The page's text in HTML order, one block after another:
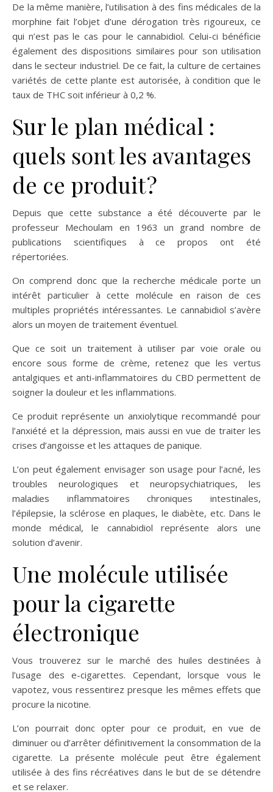
De la même manière, l’utilisation à des fins médicales de la
morphine fait l’objet d’une dérogation très rigoureux, ce
qui n’est pas le cas pour le cannabidiol. Celui-ci bénéficie
également des dispositions similaires pour son utilisation
dans le secteur industriel. De ce fait, la culture de certaines
variétés de cette plante est autorisée, à condition que le
taux de THC soit inférieur à 0,2 %.
Sur le plan médical :
quels sont les avantages
de ce produit ?
Depuis que cette substance a été découverte par le
professeur Mechoulam en 1963 un grand nombre de
publications scientifiques à ce propos ont été
répertoriées.
On comprend donc que la recherche médicale porte un
intérêt particulier à cette molécule en raison de ces
multiples propriétés intéressantes. Le cannabidiol s’avère
alors un moyen de traitement éventuel.
Que ce soit un traitement à utiliser par voie orale ou
encore sous forme de crème, retenez que les vertus
antalgiques et anti-inflammatoires du CBD permettent de
soigner la douleur et les inflammations.
Ce produit représente un anxiolytique recommandé pour
l’anxiété et la dépression, mais aussi en vue de traiter les
crises d’angoisse et les attaques de panique.
L’on peut également envisager son usage pour l’acné, les
troubles neurologiques et neuropsychiatriques, les
maladies inflammatoires chroniques intestinales,
l’épilepsie, la sclérose en plaques, le diabète, etc. Dans le
monde médical, le cannabidiol représente alors une
solution d’avenir.
Une molécule utilisée
pour la cigarette
électronique
Vous trouverez sur le marché des huiles destinées à
l’usage des e-cigarettes. Cependant, lorsque vous le
vapotez, vous ressentirez presque les mêmes effets que
procure la nicotine.
L’on pourrait donc opter pour ce produit, en vue de
diminuer ou d’arrêter définitivement la consommation de la
cigarette. La présente molécule peut être également
utilisée à des fins récréatives dans le but de se détendre
et se relaxer.